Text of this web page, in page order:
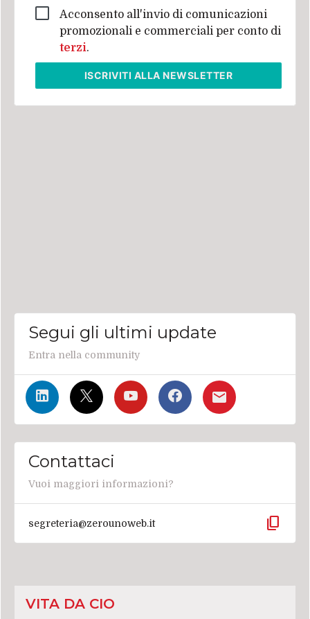
Acconsento all'invio di comunicazioni
promozionali e commerciali per conto di
terzi.
ISCRIVITI ALLA NEWSLETTER
Segui gli ultimi update
Entra nella community
Contattaci
Vuoi maggiori informazioni?
segreteria@zerounoweb.it content_copy
VITA DA CIO